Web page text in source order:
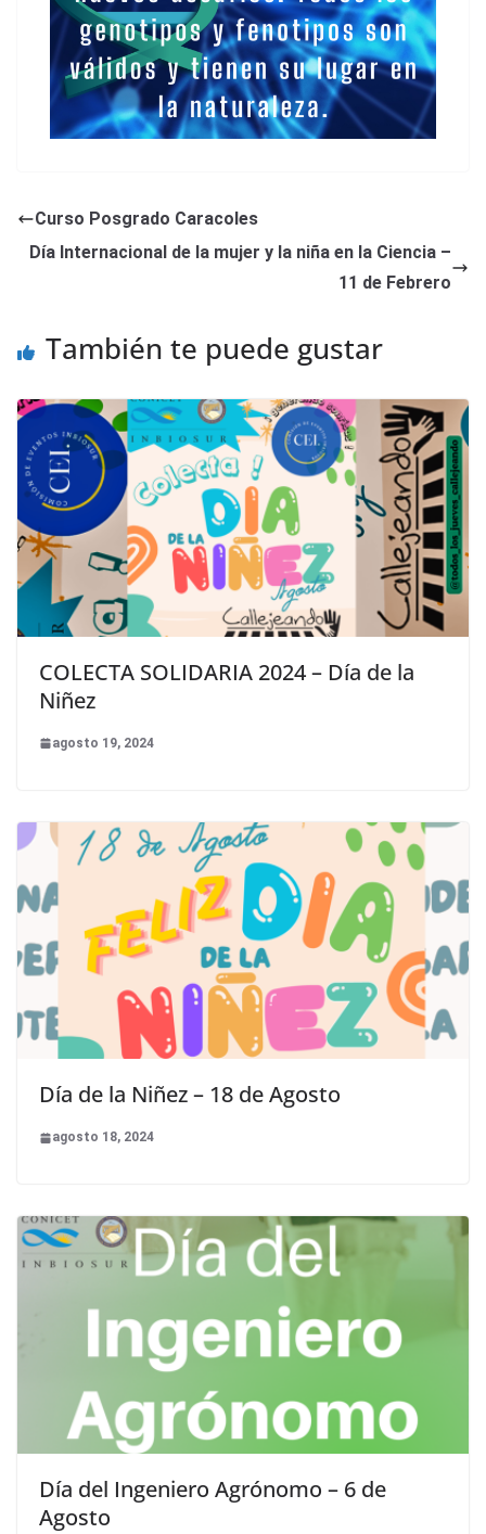
Curso Posgrado Caracoles
Día Internacional de la mujer y la niña en la Ciencia –
11 de Febrero
También te puede gustar
COLECTA SOLIDARIA 2024 – Día de la
Niñez
agosto 19, 2024
Día de la Niñez – 18 de Agosto
agosto 18, 2024
Día del Ingeniero Agrónomo – 6 de
Agosto